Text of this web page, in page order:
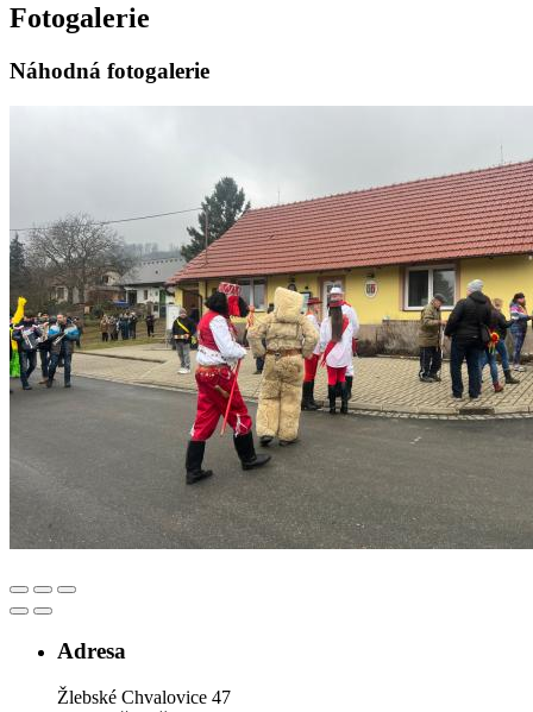
Fotogalerie
Náhodná fotogalerie
Adresa
Žlebské Chvalovice 47